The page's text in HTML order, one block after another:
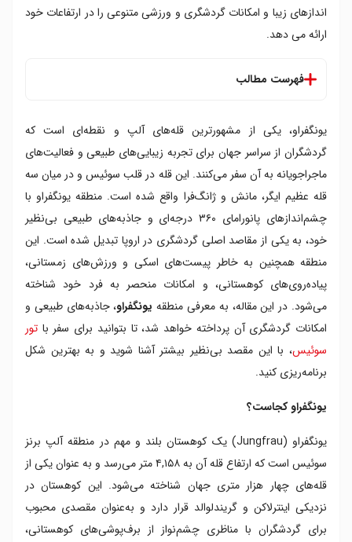
اندازهای زیبا و امکانات گردشگری و ورزشی متنوعی را در ارتفاعات خود
ارائه می دهد.
فهرست مطالب
آب و هوای یونگفراو
امکانات شهری یونگفراو
جاهای دیدنی اطراف منطقه یونگفراو
۳. ونگن
۵. لائوتربرونن
۶. شیلت هورن
۷. ترومل باخفله
۸.موزه فضای باز بالنبرگ
۹. پیست اسکی بارگلگ
۱۲. پانوراما وگ
یونگفراو، یکی از مشهورترین قله‌های آلپ و نقطه‌ای است که
گردشگران از سراسر جهان برای تجربه زیبایی‌های طبیعی و فعالیت‌های
ماجراجویانه به آن سفر می‌کنند. این قله در قلب سوئیس و در میان سه
قله عظیم ایگر، مانش و ژانگ‌فرا واقع شده است. منطقه یونگفراو با
چشم‌اندازهای پانورامای ۳۶۰ درجه‌ای و جاذبه‌های طبیعی بی‌نظیر
خود، به یکی از مقاصد اصلی گردشگری در اروپا تبدیل شده است. این
منطقه همچنین به ‌خاطر پیست‌های اسکی و ورزش‌های زمستانی،
پیاده‌روی‌های کوهستانی، و امکانات منحصر به فرد خود شناخته
می‌شود. در این مقاله، به معرفی منطقه یونگفراو، جاذبه‌های طبیعی و
امکانات گردشگری آن پرداخته خواهد شد، تا بتوانید برای سفر با تور
سوئیس، با این مقصد بی‌نظیر بیشتر آشنا شوید و به بهترین شکل
برنامه‌ریزی کنید.
یونگفراو کجاست؟
یونگفراو (Jungfrau) یک کوهستان بلند و مهم در منطقه آلپ برنز
سوئیس است که ارتفاع قله آن به ۴,۱۵۸ متر می‌رسد و به عنوان یکی از
قله‌های چهار هزار متری جهان شناخته می‌شود. این کوهستان در
نزدیکی اینترلاکن و گریندلوالد قرار دارد و به‌عنوان مقصدی محبوب
برای گردشگران با مناظری چشم‌نواز از برف‌پوشی‌های کوهستانی،